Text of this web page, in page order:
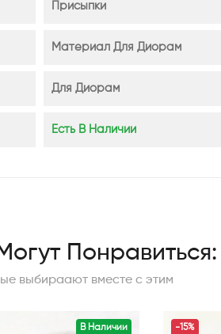
Присыпки
Материал Для Диорам
Для Диорам
Есть В Наличии
Понравиться:
выбираают вместе с этим
В Наличии -15%